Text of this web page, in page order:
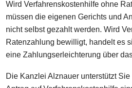
Wird Verfahrenskostenhilfe ohne
müssen die eigenen Gerichts und
nicht selbst gezahlt werden. Wird
Ratenzahlung bewilligt, handelt es
eine Zahlungserleichterung über
Die Kanzlei Alznauer unterstützt